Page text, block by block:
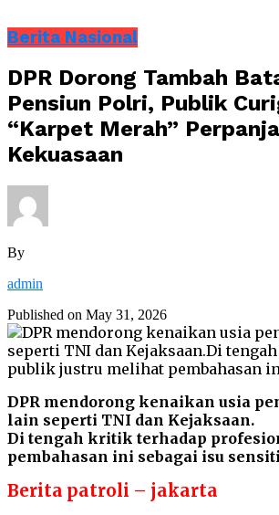
Berita Nasional
DPR Dorong Tambah
Pensiun Polri, Publik
“Karpet Merah”
Kekuasaan
By
admin
Published on May 31, 2026
DPR mendorong kenaikan usia
lain seperti TNI dan Kejaksaan.
Di tengah kritik terhadap
pembahasan ini sebagai isu
Berita patroli – jakarta